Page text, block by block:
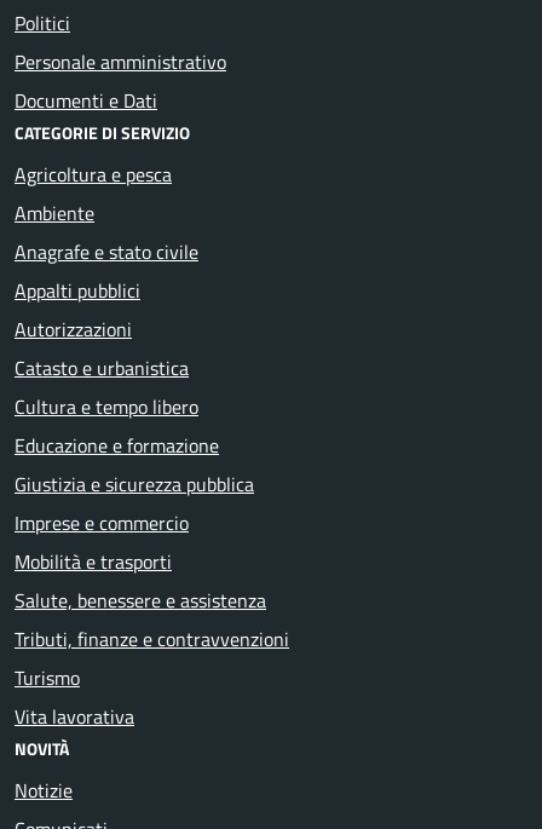
Politici
Personale amministrativo
Documenti e Dati
CATEGORIE DI SERVIZIO
Agricoltura e pesca
Ambiente
Anagrafe e stato civile
Appalti pubblici
Autorizzazioni
Catasto e urbanistica
Cultura e tempo libero
Educazione e formazione
Giustizia e sicurezza pubblica
Imprese e commercio
Mobilità e trasporti
Salute, benessere e assistenza
Tributi, finanze e contravvenzioni
Turismo
Vita lavorativa
NOVITÀ
Notizie